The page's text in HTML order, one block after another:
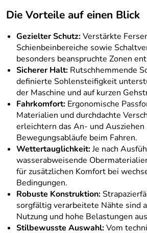
Die Vorteile auf einen Blick
Gezielter Schutz:Verstärkte
Schienbeinbereiche sowie
besonders beanspruchte Zonen
Sicherer Halt: Rutschhemmende
definierte Sohlensteifigkeit
der Maschine und auf kurzen
Fahrkomfort: Ergonomische
Materialien und durchdachte
erleichtern das An- und Ausziehen
Bewegungsabläufe beim Fahren.
Wettertauglichkeit:Je nach
wasserabweisende
für zusätzlichen Komfort bei
Bedingungen.
Robuste Konstruktion:
sorgfältig verarbeitete Nähte sind
Nutzung und hohe Belastungen
Stilbewusste Auswahl:Vom